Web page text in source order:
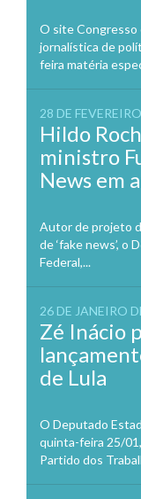
O site Congresso
jornalística de
feira matéria
28 DE
Hildo
ministro
News em
Autor de projeto
de ‘fake news’, o
Federal,...
26 DE JANEIRO
Zé Inácio
de Lula
O Deputado
quinta-feira 25/
Partido dos